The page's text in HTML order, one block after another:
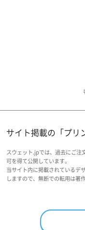
サイト掲載の「プリ
スウェット.jpでは、過去にご注
可を得て公開しています。
当サイト内に掲載されているデ
しますので、無断での転用は著